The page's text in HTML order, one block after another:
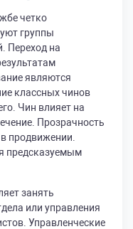
четко
группы
Переход на
являются
классных чинов
Чин влияет на
Прозрачность
продвижении.
предсказуемым
занять
или управления
Управленческие